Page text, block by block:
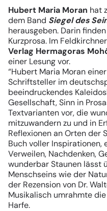
1
von
1
Hubert Maria Moran hat
dem Band Siegel des
herausgeben. Darin
Kurzprosa. Im
Verlag Hermagoras
einer Lesung vor.
“Hubert Maria Moran
Schriftsteller im
beeindruckendes
Gesellschaft, Sinn in
Textvarianten vor, die
mitzuwandern zu und in
Reflexionen an Orten der
Buch voller Inspirationen,
Verweilen, Nachdenken,
wunderbar Staunen lässt
Menschseins wie der
der Rezension von Dr.
Musikalisch umrahmte
Harfe.